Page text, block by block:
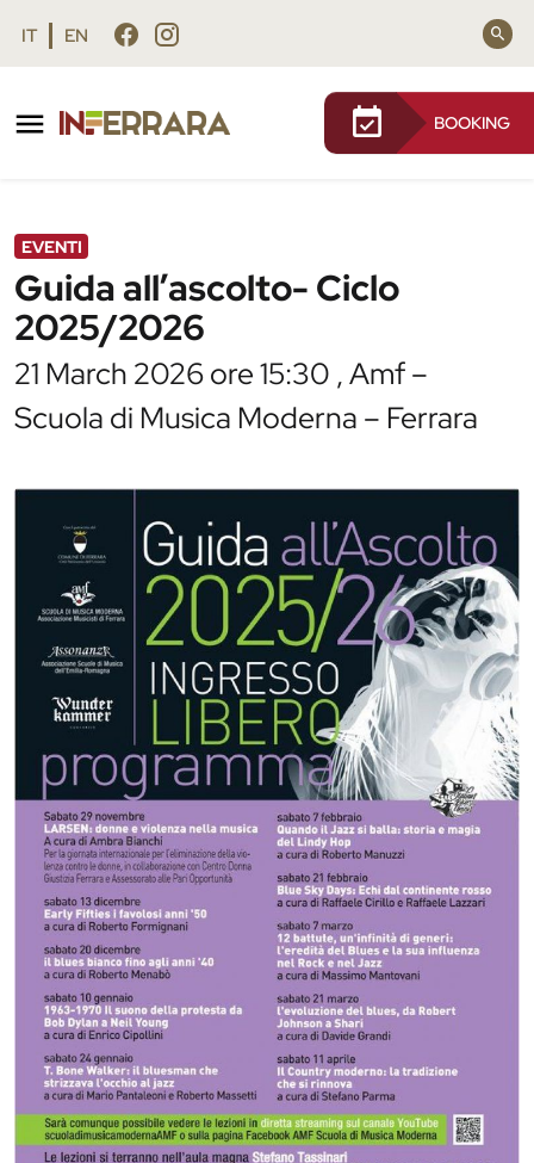
Vai al contenuto principale
Vai al footer
IT EN
BOOKING
Guida all’ascolto- Ciclo 2025/2026
EVENTI
Guida all’ascolto- Ciclo
2025/2026
21 March 2026 ore 15:30 , Amf –
Scuola di Musica Moderna – Ferrara